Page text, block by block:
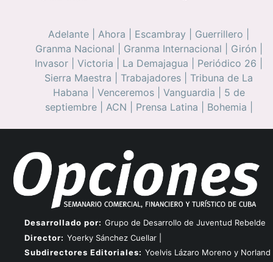
Adelante Ahora Escambray Guerrillero
Granma Nacional
Granma Internacional Girón
Invasor
Victoria La Demajagua Periódico 26
Sierra Maestra
Trabajadores
Tribuna de La
Habana
Venceremos| Vanguardia
5 de
septiembre| ACN Prensa Latina Bohemia
Desarrollado por: Grupo de Desarrollo de Juventud Rebelde
Director: Yoerky Sánchez Cuellar |
Subdirectores Editoriales: Yoelvis Lázaro Moreno y Norland